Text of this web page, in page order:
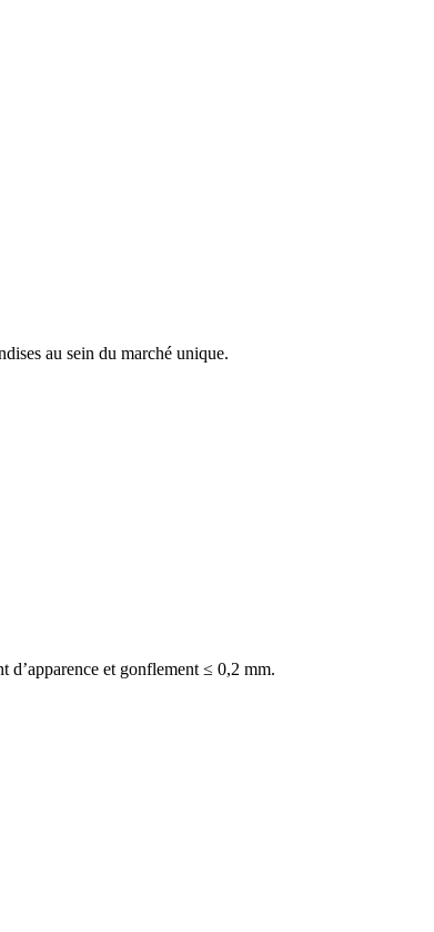
au sein du marché unique.
d’apparence et gonflement ≤ 0,2 mm.